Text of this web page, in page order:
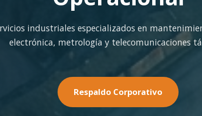
minería pesada.
Nuestras Soluciones